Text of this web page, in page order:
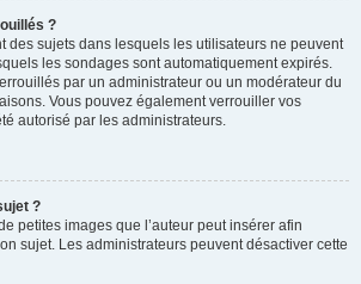
?
des sujets dans lesquels les utilisateurs ne peuvent
les sondages sont automatiquement expirés.
par un administrateur ou un modérateur du
Vous pouvez également verrouiller vos
autorisé par les administrateurs.
?
petites images que l’auteur peut insérer afin
sujet. Les administrateurs peuvent désactiver cette